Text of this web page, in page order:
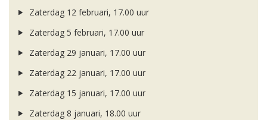
Zaterdag 12 februari, 17.00 uur
Zaterdag 5 februari, 17.00 uur
Zaterdag 29 januari, 17.00 uur
Zaterdag 22 januari, 17.00 uur
Zaterdag 15 januari, 17.00 uur
Zaterdag 8 januari, 18.00 uur